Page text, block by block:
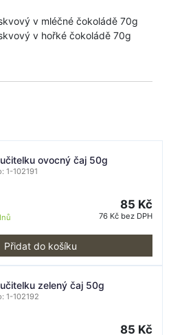
v mléčné čokoládě 70g
v hořké čokoládě 70g
ovocný čaj 50g
1-102191
85 Kč
76 Kč bez DPH
Přidat do košíku
zelený čaj 50g
1-102192
85 Kč